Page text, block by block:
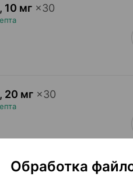
, 10 мг ×30
, 20 мг ×30
Обработка